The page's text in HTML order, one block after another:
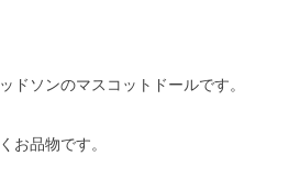
ドソンのマスコットドールです。
お品物です。